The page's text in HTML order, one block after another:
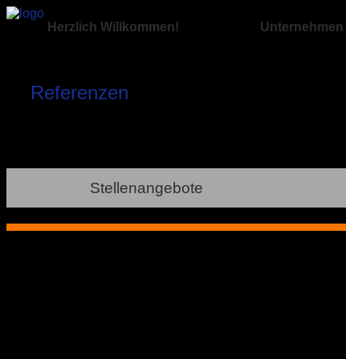
Herzlich Willkommen! Unternehmen
Referenzen
Stellenangebote